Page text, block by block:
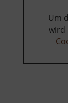
Um
wird